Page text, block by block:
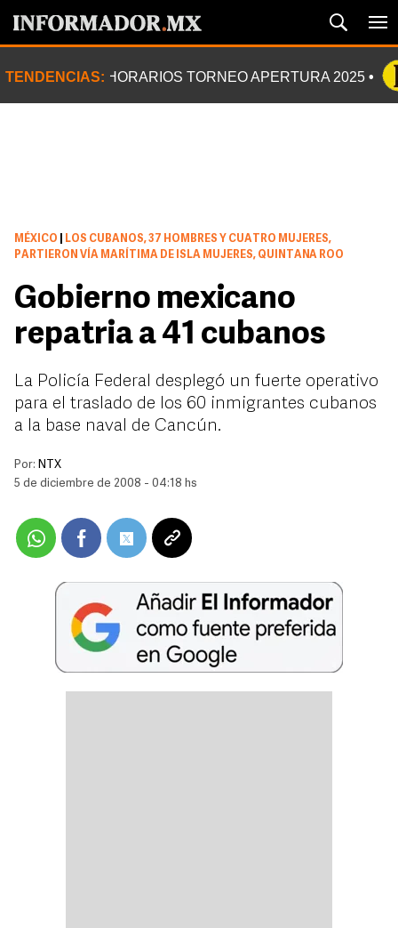
TENDENCIAS: HORARIOS TORNEO APERTURA 2025
MÉXICO
LOS CUBANOS, 37 HOMBRES Y CUATRO MUJERES,
PARTIERON VÍA MARÍTIMA DE ISLA MUJERES, QUINTANA ROO
Gobierno mexicano
repatria a 41 cubanos
La Policía Federal desplegó un fuerte operativo
para el traslado de los 60 inmigrantes cubanos
a la base naval de Cancún.
Por: NTX
5 de diciembre de 2008 - 04:18 hs